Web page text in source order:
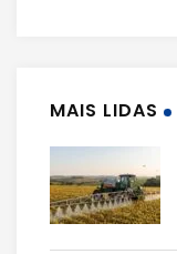
MAIS LIDAS